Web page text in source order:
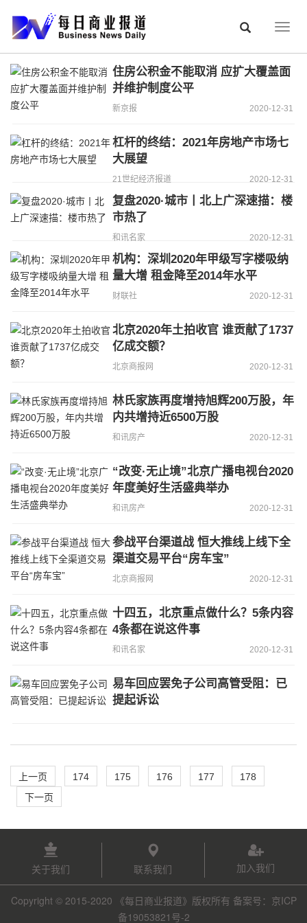
住房公积金不能取消 应扩大覆盖面
并维护制度公平
新京报 2020-12-31
杠杆的终结：2021年房地产市场七
大展望
21世纪经济报道 2020-12-31
复盘2020·城市丨北上广深速描：楼
市热了
和讯名家 2020-12-31
机构：深圳2020年甲级写字楼吸纳
量大增 租金降至2014年水平
财联社 2020-12-31
北京2020年土拍收官 谁贡献了1737
亿成交额？
北京商报网 2020-12-31
林氏家族再度增持旭辉200万股，年
内共增持近6500万股
和讯房产 2020-12-31
“改变·无止境”北京广播电视台2020
年度美好生活盛典举办
和讯房产 2020-12-31
参战平台渠道战 恒大推线上线下全
渠道交易平台“房车宝”
北京商报网 2020-12-31
十四五，北京重点做什么？5条内容
4条都在说这件事
和讯名家 2020-12-31
易车回应罢免子公司高管受阻：已
提起诉讼
上一页 174 175 176 177
178
下一页
关于我们 联系我们 加入我们
Copyright © 2015-2020 《每日商业报道》版权所有 备案号：京ICP
备19053821号-2